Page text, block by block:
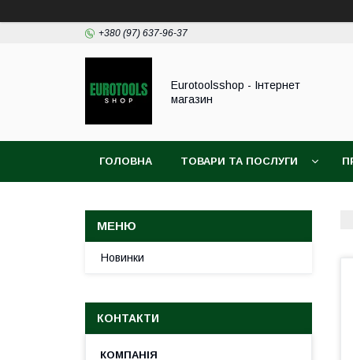
+380 (97) 637-96-37
Eurotoolsshop - Інтернет
магазин
ГОЛОВНА ТОВАРИ ТА ПОСЛУГИ
Новинки
КОНТАКТИ